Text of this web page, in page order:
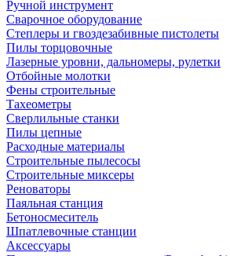
Ручной инструмент
Сварочное оборудование
Степлеры и гвоздезабивные пистолеты
Пилы торцовочные
Лазерные уровни, дальномеры, рулетки
Отбойные молотки
Фены строительные
Тахеометры
Сверлильные станки
Пилы цепные
Расходные материалы
Строительные пылесосы
Строительные миксеры
Реноваторы
Паяльная станция
Бетоносмеситель
Шпатлевочные станции
Аксессуары